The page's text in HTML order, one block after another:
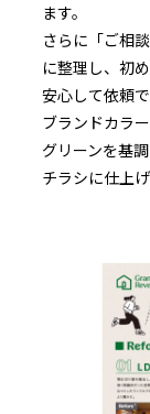
ます。
さらに「ご相
に整理し、初
安心して依頼
ブランドカラ
グリーンを基
チラシに仕上げ